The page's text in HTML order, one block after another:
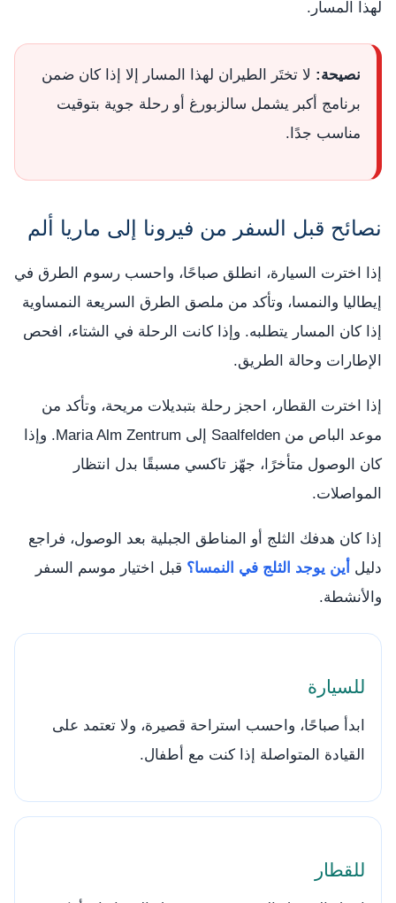
لهذا المسار.
نصيحة: لا تختَر الطيران لهذا المسار إلا إذا كان ضمن
برنامج أكبر يشمل سالزبورغ أو رحلة جوية بتوقيت
مناسب جدًا.
نصائح قبل السفر من فيرونا إلى ماريا ألم
إذا اخترت السيارة، انطلق صباحًا، واحسب رسوم الطرق في
إيطاليا والنمسا، وتأكد من ملصق الطرق السريعة النمساوية
إذا كان المسار يتطلبه. وإذا كانت الرحلة في الشتاء، افحص
الإطارات وحالة الطريق.
إذا اخترت القطار، احجز رحلة بتبديلات مريحة، وتأكد من
موعد الباص من Saalfelden إلى Maria Alm Zentrum. وإذا
كان الوصول متأخرًا، جهّز تاكسي مسبقًا بدل انتظار
المواصلات.
إذا كان هدفك الثلج أو المناطق الجبلية بعد الوصول، فراجع
دليل
أين يوجد الثلج في النمسا؟ قبل اختيار موسم السفر
والأنشطة.
للسيارة
ابدأ صباحًا، واحسب استراحة قصيرة، ولا تعتمد على
القيادة المتواصلة إذا كنت مع أطفال.
للقطار